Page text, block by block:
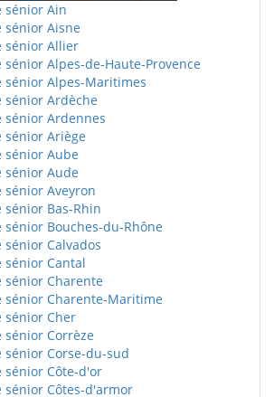
sénior Ain
sénior Aisne
sénior Allier
Alpes-de-Haute-Provence
sénior Alpes-Maritimes
sénior Ardèche
sénior Ardennes
sénior Ariège
sénior Aube
sénior Aude
Aveyron
Bas-Rhin
Bouches-du-Rhône
Calvados
sénior Cantal
sénior Charente
sénior Charente-Maritime
sénior Cher
Corrèze
sénior Corse-du-sud
sénior Côte-d'or
sénior Côtes-d'armor